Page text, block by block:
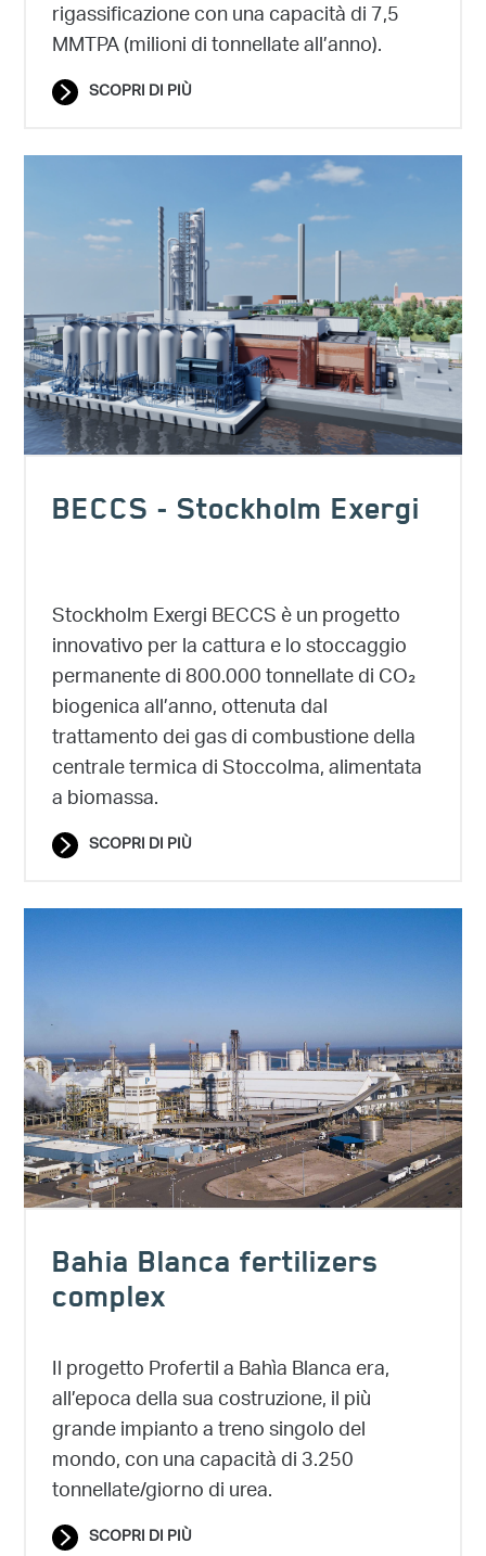
rigassificazione con una capacità di 7,5
MMTPA (milioni di tonnellate all’anno).
SCOPRI DI PIÙ
BECCS - Stockholm Exergi
Stockholm Exergi BECCS è un progetto
innovativo per la cattura e lo stoccaggio
permanente di 800.000 tonnellate di CO₂
biogenica all’anno, ottenuta dal
trattamento dei gas di combustione della
centrale termica di Stoccolma, alimentata
a biomassa.
SCOPRI DI PIÙ
Bahia Blanca fertilizers
complex
Il progetto Profertil a Bahìa Blanca era,
all’epoca della sua costruzione, il più
grande impianto a treno singolo del
mondo, con una capacità di 3.250
tonnellate/giorno di urea.
SCOPRI DI PIÙ